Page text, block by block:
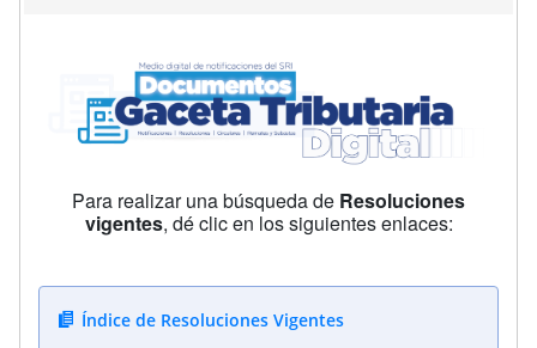
Para realizar una búsqueda de Resoluciones
vigentes, dé clic en los siguientes enlaces:
Índice de Resoluciones Vigentes